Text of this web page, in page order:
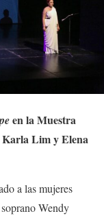
en la Muestra
Karla Lim y Elena
a las mujeres
Wendy